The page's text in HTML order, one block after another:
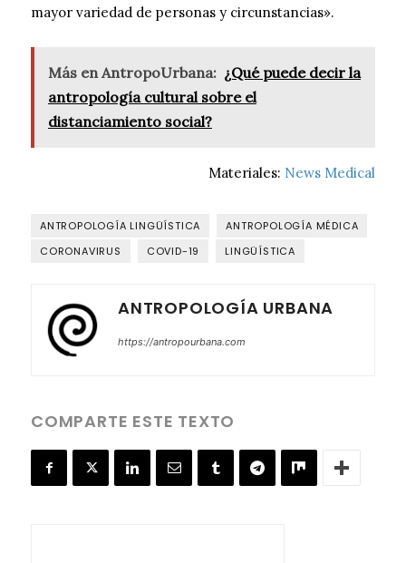
mayor variedad de personas y circunstancias».
Más en AntropoUrbana: ¿Qué puede decir la
antropología cultural sobre el
distanciamiento social?
Materiales: News Medical
ANTROPOLOGÍA LINGÜÍSTICA
ANTROPOLOGÍA MÉDICA
CORONAVIRUS
COVID-19 LINGÜÍSTICA
ANTROPOLOGÍA URBANA
https://antropourbana.com
COMPARTE ESTE TEXTO